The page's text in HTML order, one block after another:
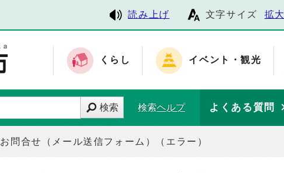
読み上げ 文字サイズ 拡大
くらし イベント・観光
検索 検索ヘルプ よくある質問
お問合せ（メール送信フォーム）（エラー）